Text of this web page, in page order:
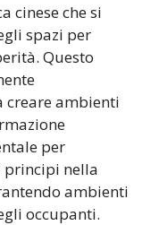
cinese che si
spazi per
Questo
creare ambienti
per
principi nella
ambienti
occupanti.